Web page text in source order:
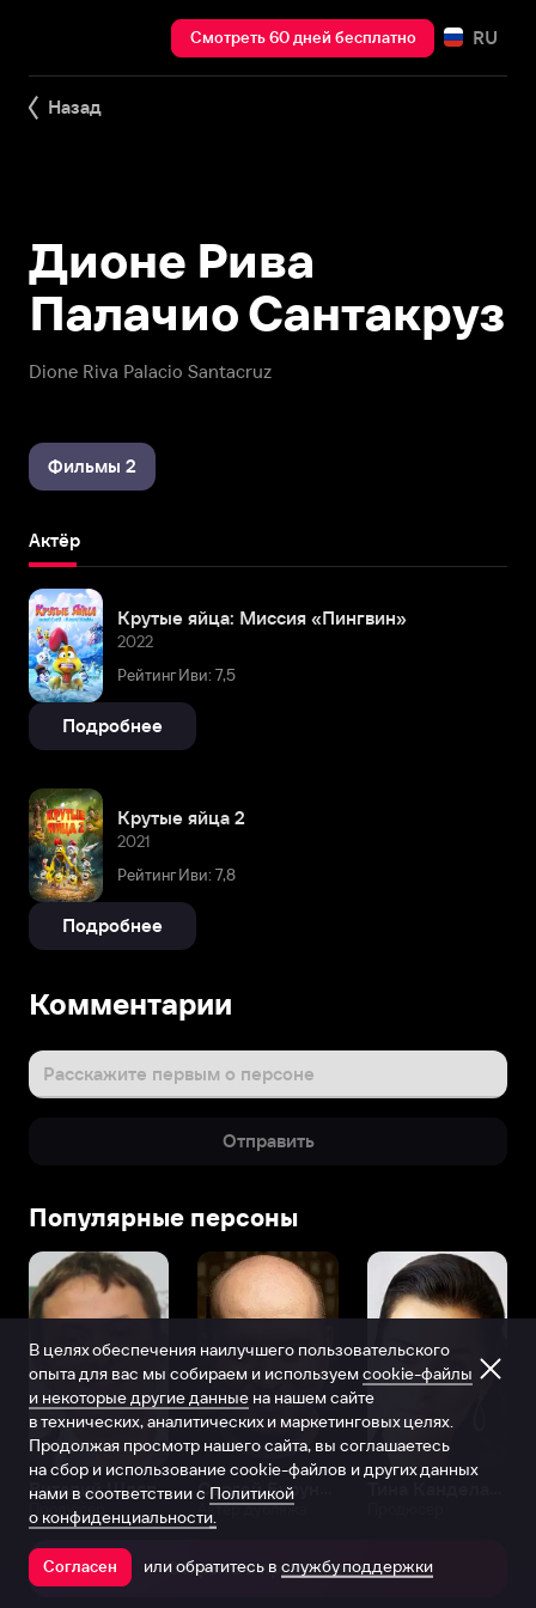
Смотреть 60 дней бесплатно RU
Назад
Dione Riva Palacio Santacruz
Дионе Рива
Палачио Сантакруз
Фильмы 2
Актёр
Крутые яйца: Миссия «Пингвин»
2022
Рейтинг Иви: 7,5
Подробнее
Крутые яйца 2
2021
Рейтинг Иви: 7,8
Подробнее
Комментарии
Расскажите первым о персоне
Отправить
Популярные персоны
Виталий Шляппо
Продюсер Актёр дубляжа
Открыть в приложении
В целях обеспечения наилучшего пользовательского
опыта для вас мы собираем и используем cookie-файлы
и некоторые другие данные на нашем сайте
в технических, аналитических и маркетинговых целях.
Продолжая просмотр нашего сайта, вы соглашаетесь
на сбор и использование cookie-файлов и других данных
нами в соответствии с Политикой
о конфиденциальности.
Согласен или обратитесь в службу поддержки